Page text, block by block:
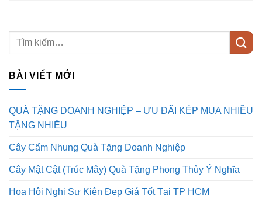
BÀI VIẾT MỚI
QUÀ TẶNG DOANH NGHIỆP – ƯU ĐÃI KÉP MUA NHIỀU
TẶNG NHIỀU
Cây Cẩm Nhung Quà Tặng Doanh Nghiệp
Cây Mật Cật (Trúc Mây) Quà Tặng Phong Thủy Ý Nghĩa
Hoa Hội Nghị Sự Kiện Đẹp Giá Tốt Tại TP HCM